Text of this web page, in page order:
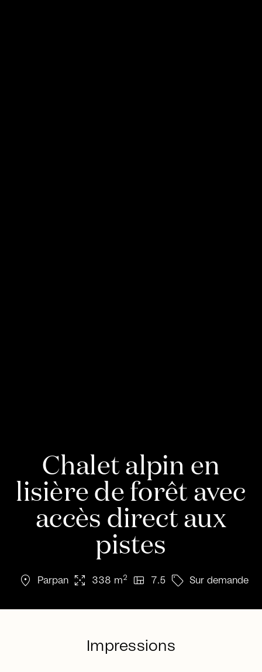
Chalet alpin en
lisière de forêt avec
accès direct aux
pistes
location_on Parpan arrows_output 338 m2 view_quilt 7.5 sell Sur demande
Impressions